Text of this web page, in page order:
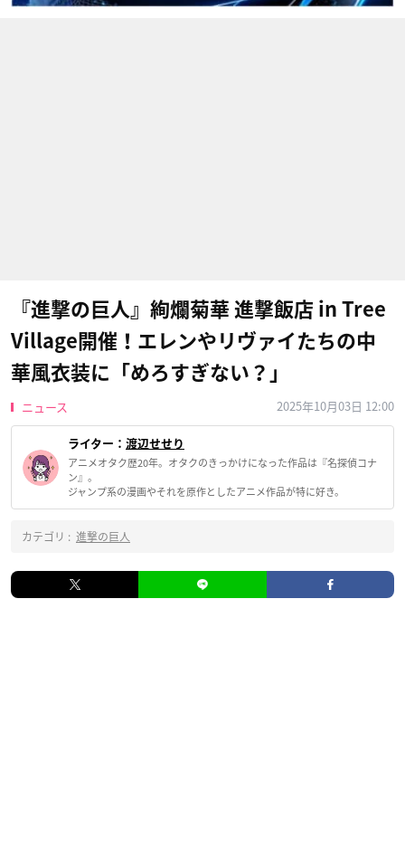
『進撃の巨人』絢爛菊華 進撃飯店 in Tree
Village開催！エレンやリヴァイたちの中
華風衣装に「めろすぎない？」
ニュース 2025年10月03日 12:00
ライター： 渡辺せせり
アニメオタク歴20年。オタクのきっかけになった作品は『名探偵コナ
ン』。
ジャンプ系の漫画やそれを原作としたアニメ作品が特に好き。
カテゴリ : 進撃の巨人